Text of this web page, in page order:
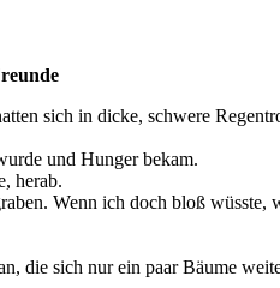
sich in dicke, schwere
und Hunger bekam.
herab.
Wenn ich doch bloß wüsste,
die sich nur ein paar Bäume